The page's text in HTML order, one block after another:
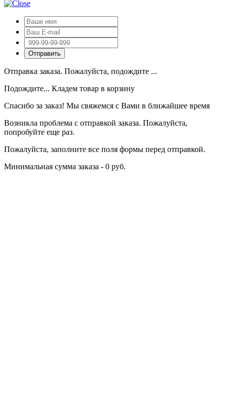
Отправка заказа. Пожалуйста, подождите ...
Подождите... Кладем товар в корзину
Спасибо за заказ! Мы свяжемся с Вами в ближайшее время
Возникла проблема с отправкой заказа. Пожалуйста,
попробуйте еще раз.
Пожалуйста, заполните все поля формы перед отправкой.
Минимальная сумма заказа - 0 руб.